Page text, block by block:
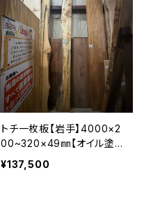
トチ一枚板【岩手】4000×2
00~320×49㎜【オイル塗
装 仕上げ済み】
¥137,500